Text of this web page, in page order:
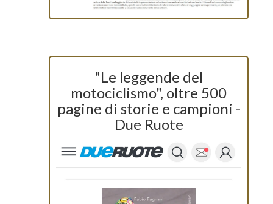
"Le leggende del
motociclismo", oltre 500
pagine di storie e campioni -
Due Ruote